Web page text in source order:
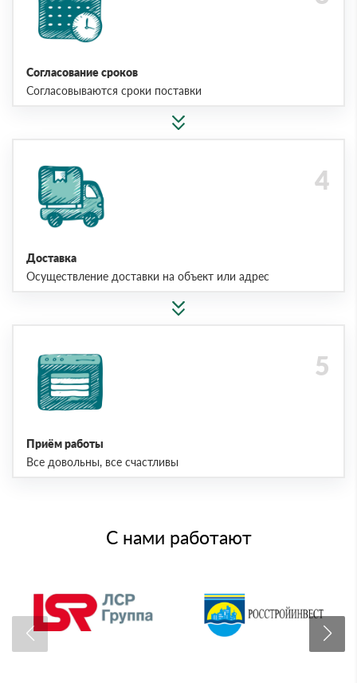
Согласование сроков
Согласовываются сроки поставки
Доставка
Осуществление доставки на объект или адрес
Приём работы
Все довольны, все счастливы
С нами работают